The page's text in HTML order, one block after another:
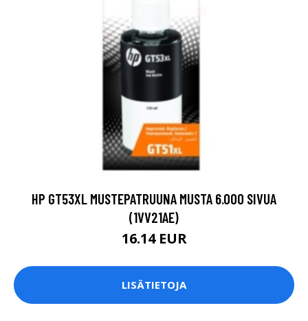
HP GT53XL MUSTEPATRUUNA MUSTA 6.000 SIVUA
(1VV21AE)
16.14 EUR
LISÄTIETOJA